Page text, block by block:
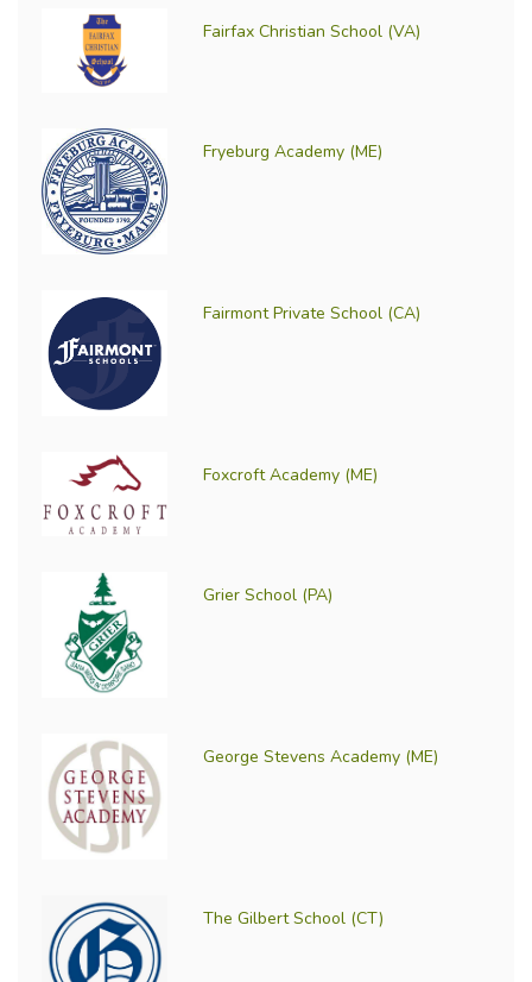
Fairfax Christian School (VA)
Fryeburg Academy (ME)
Fairmont Private School (CA)
Foxcroft Academy (ME)
Grier School (PA)
George Stevens Academy (ME)
The Gilbert School (CT)